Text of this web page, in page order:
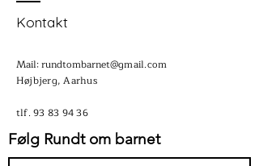
Kontakt
Mail: rundtombarnet@gmail.com
Højbjerg, Aarhus​​​
tlf.93 83 94 36
Følg Rundt om barnet